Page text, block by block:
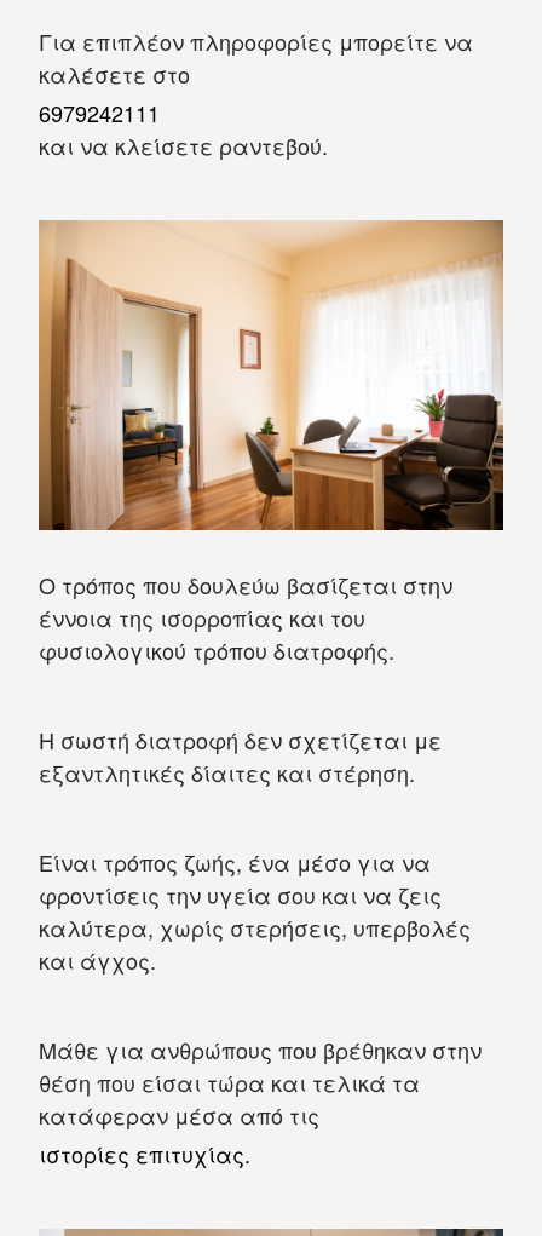
Για επιπλέον πληροφορίες μπορείτε να
καλέσετε στο
6979242111
και να κλείσετε ραντεβού.
Ο τρόπος που δουλεύω βασίζεται στην
έννοια της ισορροπίας και του
φυσιολογικού τρόπου διατροφής.
Η σωστή διατροφή δεν σχετίζεται με
εξαντλητικές δίαιτες και στέρηση.
Είναι τρόπος ζωής, ένα μέσο για να
φροντίσεις την υγεία σου και να ζεις
καλύτερα, χωρίς στερήσεις, υπερβολές
και άγχος.
Μάθε για ανθρώπους που βρέθηκαν στην
θέση που είσαι τώρα και τελικά τα
κατάφεραν μέσα από τις
ιστορίες επιτυχίας.